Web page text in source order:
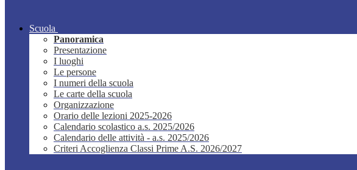
Scuola
Panoramica
Presentazione
I luoghi
Le persone
I numeri della scuola
Le carte della scuola
Organizzazione
Orario delle lezioni 2025-2026
Calendario scolastico a.s. 2025/2026
Calendario delle attività - a.s. 2025/2026
Criteri Accoglienza Classi Prime A.S. 2026/2027